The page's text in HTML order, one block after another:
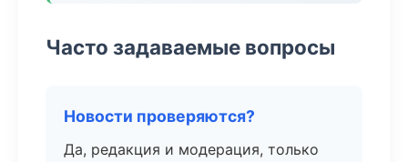
Часто задаваемые вопросы
Новости проверяются?
Да, редакция и модерация, только